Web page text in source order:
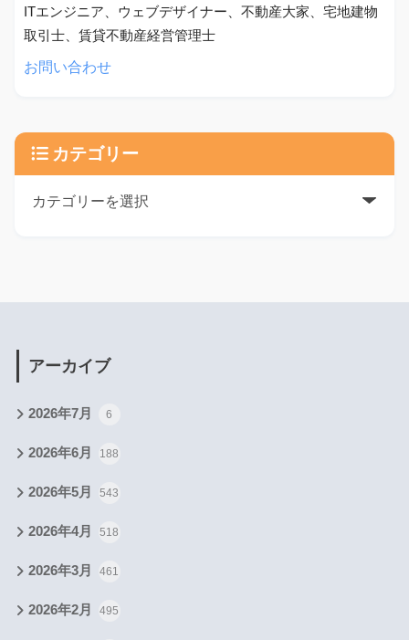
ITエンジニア、ウェブデザイナー、不動産大家、宅地建物
取引士、賃貸不動産経営管理士
お問い合わせ
カテゴリー
アーカイブ
2026年7月 6
2026年6月 188
2026年5月 543
2026年4月 518
2026年3月 461
2026年2月 495